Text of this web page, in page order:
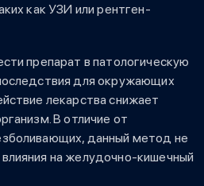
как УЗИ или рентген-
препарат в патологическую
для окружающих
лекарства снижает
В отличие от
данный метод не
на желудочно-кишечный